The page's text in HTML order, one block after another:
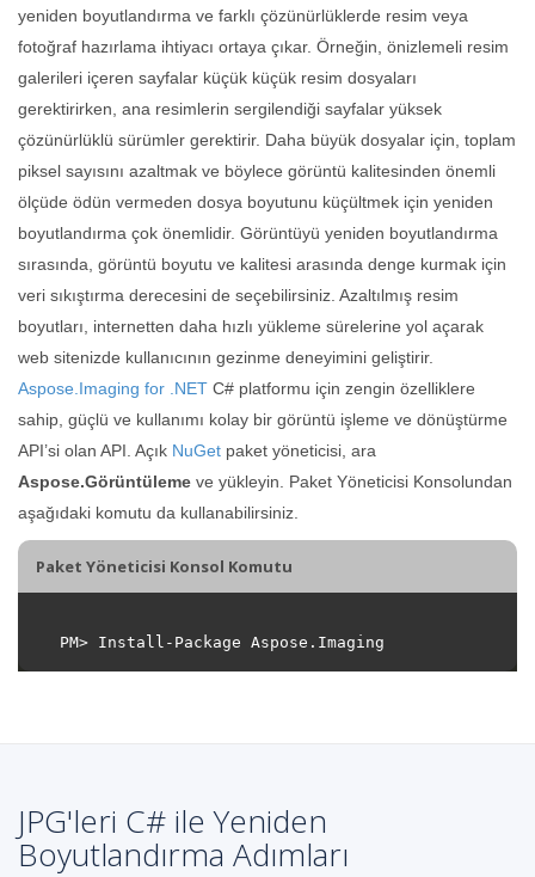
yeniden boyutlandırma ve farklı çözünürlüklerde resim veya
fotoğraf hazırlama ihtiyacı ortaya çıkar. Örneğin, önizlemeli resim
galerileri içeren sayfalar küçük küçük resim dosyaları
gerektirirken, ana resimlerin sergilendiği sayfalar yüksek
çözünürlüklü sürümler gerektirir. Daha büyük dosyalar için, toplam
piksel sayısını azaltmak ve böylece görüntü kalitesinden önemli
ölçüde ödün vermeden dosya boyutunu küçültmek için yeniden
boyutlandırma çok önemlidir. Görüntüyü yeniden boyutlandırma
sırasında, görüntü boyutu ve kalitesi arasında denge kurmak için
veri sıkıştırma derecesini de seçebilirsiniz. Azaltılmış resim
boyutları, internetten daha hızlı yükleme sürelerine yol açarak
web sitenizde kullanıcının gezinme deneyimini geliştirir.
Aspose.Imaging for .NET C# platformu için zengin özelliklere
sahip, güçlü ve kullanımı kolay bir görüntü işleme ve dönüştürme
API’si olan API. Açık NuGet paket yöneticisi, ara
Aspose.Görüntüleme ve yükleyin. Paket Yöneticisi Konsolundan
aşağıdaki komutu da kullanabilirsiniz.
Paket Yöneticisi Konsol Komutu
JPG'leri C# ile Yeniden
Boyutlandırma Adımları